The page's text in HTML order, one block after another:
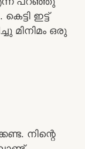
ഇട്ട്
മിനിമം ഒരു
നിന്റെ